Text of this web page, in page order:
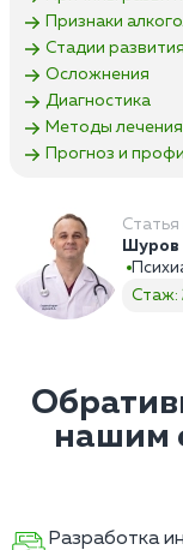
Признаки
Стадии
Осложнения
Диагностика
Методы лечения
Прогноз и
Шуров
Стаж:
нашим
Разработка